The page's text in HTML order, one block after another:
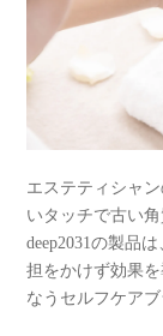
エステティシャ
いタッチで古い
deep2031の製品
担をかけず効果
なうセルフケアブ